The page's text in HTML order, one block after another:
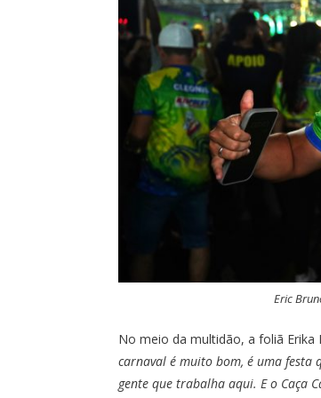
Eric
No meio da multidão, a foliã Erika
carnaval é muito bom, é uma
gente que trabalha aqui. E o Caça